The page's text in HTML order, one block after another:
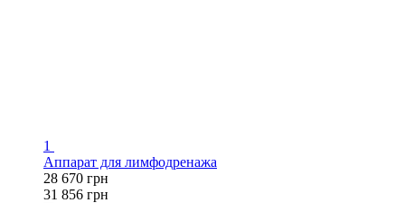
1
Аппарат для лимфодренажа
28 670 грн
31 856 грн